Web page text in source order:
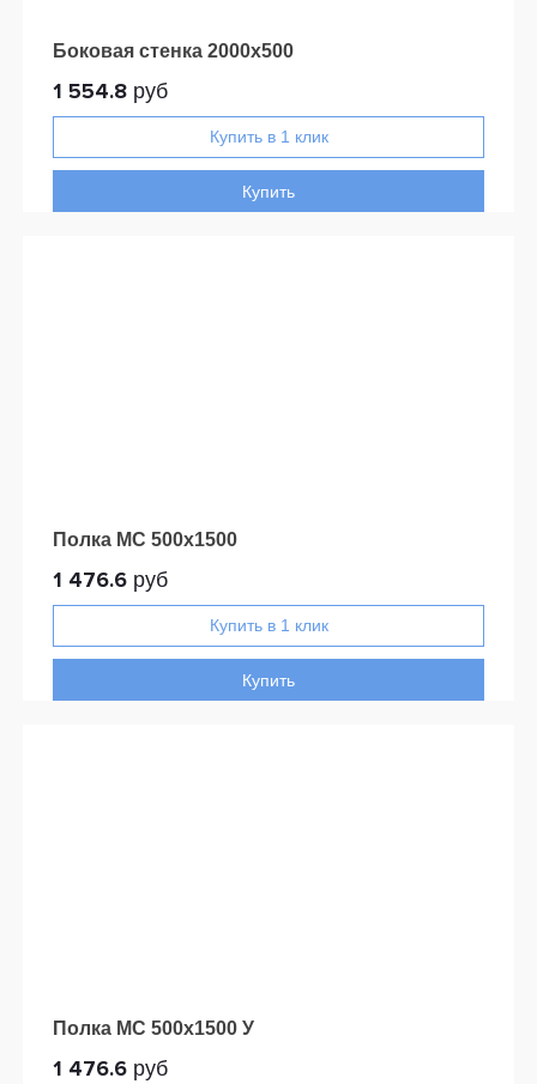
Боковая стенка 2000x500
1 554.8 руб
Купить
Полка МС 500х1500
1 476.6 руб
Купить
Полка МС 500х1500 У
1 476.6 руб